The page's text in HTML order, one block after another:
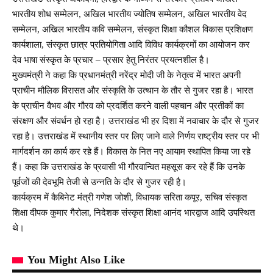
भारतीय शोध सम्मेलन, अखिल भारतीय ज्योतिष सम्मेलन, अखिल भारतीय वेद
सम्मेलन, अखिल भारतीय कवि सम्मेलन, संस्कृत शिक्षा कौशल विकास प्रशिक्षण
कार्यशाला, संस्कृत छात्र प्रतियोगिता आदि विविध कार्यक्रमों का आयोजन कर
देव भाषा संस्कृत के प्रचार – प्रसार हेतु निरंतर प्रयत्नशील है।
मुख्यमंत्री ने कहा कि प्रधानमंत्री नरेंद्र मोदी जी के नेतृत्व में भारत अपनी
प्राचीन मौलिक विरासत और संस्कृति के उत्थान के तौर से गुजर रहा है। भारत
के प्राचीन वैभव और गौरव को प्रदर्शित करने वाली पहचान और प्रतीकों का
संरक्षण और संवर्धन हो रहा है। उत्तराखंड भी हर दिशा में नवाचार के दौर से गुजर
रहा है। उत्तराखंड में स्थानीय स्तर पर लिए जाने वाले निर्णय राष्ट्रीय स्तर पर भी
मार्गदर्शन का कार्य कर रहे हैं। विकास के नित नए आयाम स्थापित किया जा रहे
हैं। कहा कि उत्तराखंड के प्रवासी भी गौरवान्वित महसूस कर रहे हैं कि उनके
पूर्वजों की देवभूमि तेजी से उन्नति के दौर से गुजर रही है।
कार्यक्रम में कैबिनेट मंत्री गणेश जोशी, विधायक सरिता कपूर, सचिव संस्कृत
शिक्षा दीपक कुमार गैरोला, निदेशक संस्कृत शिक्षा आनंद भारद्वाज आदि उपस्थित
थे।
You Might Also Like